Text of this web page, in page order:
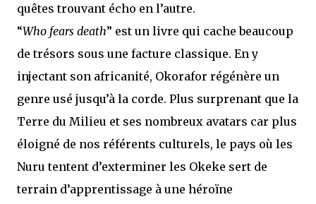
quêtes trouvant écho en l’autre.
“Who fears death” est un livre qui cache beaucoup
de trésors sous une facture classique. En y
injectant son africanité, Okorafor régénère un
genre usé jusqu’à la corde. Plus surprenant que la
Terre du Milieu et ses nombreux avatars car plus
éloigné de nos référents culturels, le pays où les
Nuru tentent d’exterminer les Okeke sert de
terrain d’apprentissage à une héroïne